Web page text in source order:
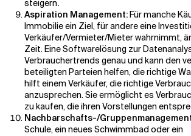
steigern.
Aspiration Management:Für manche
Immobilie ein Ziel, für andere eine
Verkäufer/Vermieter/Mieter wahrnimmt,
Zeit. Eine Softwarelösung zur
Verbrauchertrends genau und kann den
beteiligten Parteien helfen, die richtige
hilft einem Verkäufer, die richtige
anzusprechen. Sie ermöglicht es
zu kaufen, die ihren Vorstellungen
Nachbarschafts-/
Schule, ein neues Schwimmbad oder ein